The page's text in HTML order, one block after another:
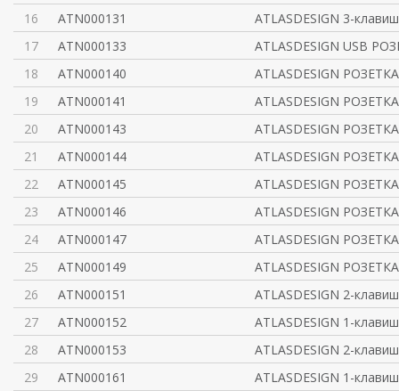
16
ATN000131
ATLASDESIGN 3-
17
ATN000133
ATLASDESIGN USB
18
ATN000140
ATLASDESIGN
19
ATN000141
ATLASDESIGN
20
ATN000143
ATLASDESIGN
21
ATN000144
ATLASDESIGN
22
ATN000145
ATLASDESIGN
23
ATN000146
ATLASDESIGN
24
ATN000147
ATLASDESIGN
25
ATN000149
ATLASDESIGN
26
ATN000151
ATLASDESIGN 2-
27
ATN000152
ATLASDESIGN 1-
28
ATN000153
ATLASDESIGN 2-
29
ATN000161
ATLASDESIGN 1-